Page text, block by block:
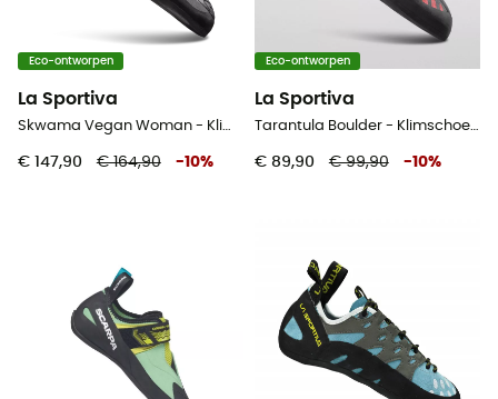
Eco-ontworpen
La Sportiva
Skwama Vegan Woman - Klimschoenen - Dames
€ 147,90 € 164,90 -10%
Eco-ontworpen
La Sportiva
Tarantula Boulder - Klimschoenen - Dames
€ 89,90 € 99,90 -10%